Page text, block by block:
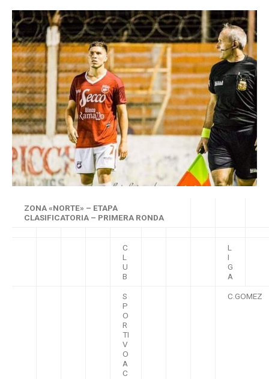
ZONA «NORTE» – ETAPA
CLASIFICATORIA – PRIMERA RONDA
C
L
U
B
L
I
G
A
S
P
O
R
TI
V
O
A
C
C.GOMEZ